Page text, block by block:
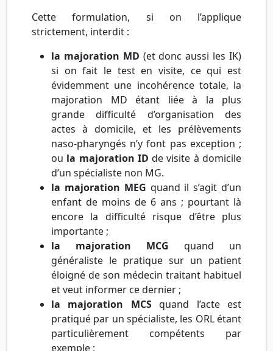
Cette formulation, si on l’applique
strictement, interdit :
la majoration MD (et donc aussi les IK)
si on fait le test en visite, ce qui est
évidemment une incohérence totale, la
majoration MD étant liée à la plus
grande difficulté d’organisation des
actes à domicile, et les prélèvements
naso-pharyngés n’y font pas exception ;
ou la majoration ID de visite à domicile
d’un spécialiste non MG.
la majoration MEG quand il s’agit d’un
enfant de moins de 6 ans ; pourtant là
encore la difficulté risque d’être plus
importante ;
la majoration MCG quand un
généraliste le pratique sur un patient
éloigné de son médecin traitant habituel
et veut informer ce dernier ;
la majoration MCSquand l’acte est
pratiqué par un spécialiste, les ORL étant
particulièrement compétents par
exemple ;